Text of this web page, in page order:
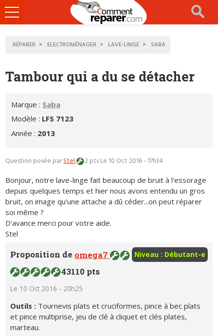
Ouvrir
le
RÉPARER ELECTROMÉNAGER LAVE-LINGE SABA
Tambour qui a du se détacher
Marque : Saba
Modèle : LFS 7123
Année : 2013
Question posée parStel 2 ptsLe 10 Oct 2016 - 17h34
Bonjour, notre lave-linge fait beaucoup de bruit à l'essorage
depuis quelques temps et hier nous avons entendu un gros
bruit, on image qu'une attache a dû céder...on peut réparer
soi même ?
D'avance merci pour votre aide.
Stel
Niveau : Débutant-e
Proposition de omega7
43110 pts
Le 10 Oct 2016 - 20h25
Outils : Tournevis plats et cruciformes, pince à bec plats
et pince multiprise, jeu de clé à cliquet et clés plates,
marteau.